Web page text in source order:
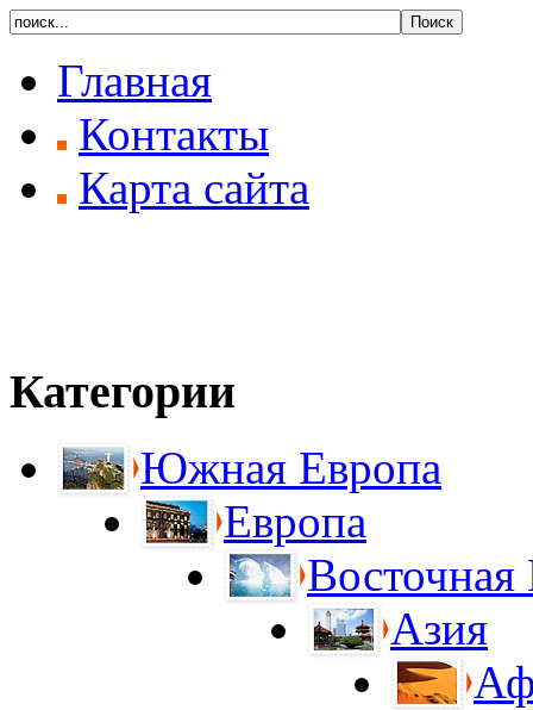
Главная
Контакты
Карта сайта
Категории
Южная Европа
Европа
Восточная
Азия